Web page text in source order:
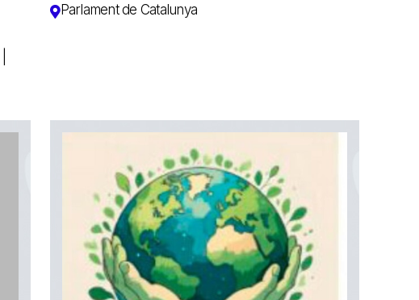
Parlament de Catalunya